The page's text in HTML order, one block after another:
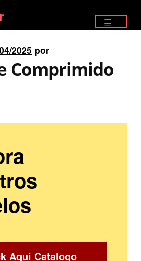
2025 por
Comprimido
Aqui Catalogo